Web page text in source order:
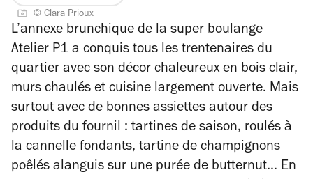
4
étoiles
© Clara Prioux
L’annexe brunchique de la super boulange
Atelier P1 a conquis tous les trentenaires du
quartier avec son décor chaleureux en bois clair,
murs chaulés et cuisine largement ouverte. Mais
surtout avec de bonnes assiettes autour des
produits du fournil : tartines de saison, roulés à
la cannelle fondants, tartine de champignons
poêlés alanguis sur une purée de butternut… En